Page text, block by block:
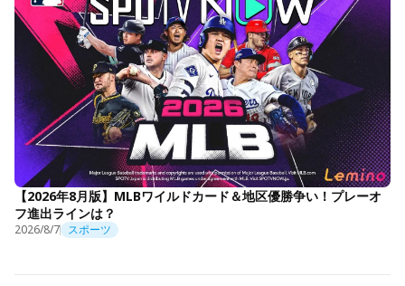
【2026年8月版】MLBワイルドカード＆地区優勝争い！プレーオ
フ進出ラインは？
2026/8/7 スポーツ